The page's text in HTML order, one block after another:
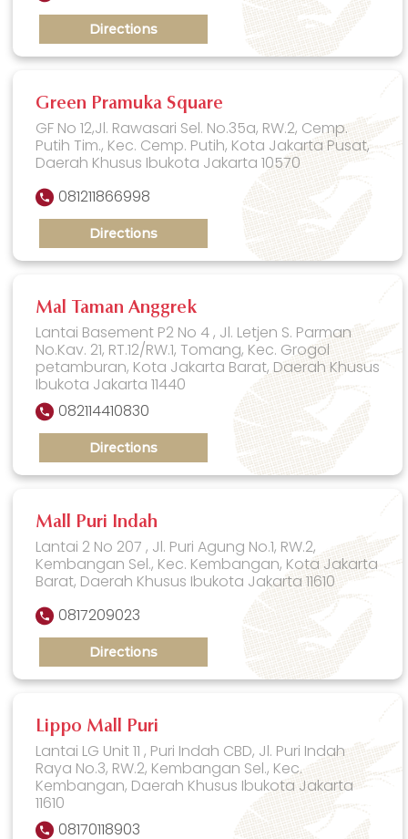
Directions
Green Pramuka Square
GF No 12,Jl. Rawasari Sel. No.35a, RW.2, Cemp.
Putih Tim., Kec. Cemp. Putih, Kota Jakarta Pusat,
Daerah Khusus Ibukota Jakarta 10570
081211866998
Directions
Mal Taman Anggrek
Lantai Basement P2 No 4 , Jl. Letjen S. Parman
No.Kav. 21, RT.12/RW.1, Tomang, Kec. Grogol
petamburan, Kota Jakarta Barat, Daerah Khusus
Ibukota Jakarta 11440
082114410830
Directions
Mall Puri Indah
Lantai 2 No 207 , Jl. Puri Agung No.1, RW.2,
Kembangan Sel., Kec. Kembangan, Kota Jakarta
Barat, Daerah Khusus Ibukota Jakarta 11610
0817209023
Directions
Lippo Mall Puri
Lantai LG Unit 11 , Puri Indah CBD, Jl. Puri Indah
Raya No.3, RW.2, Kembangan Sel., Kec.
Kembangan, Daerah Khusus Ibukota Jakarta
11610
08170118903